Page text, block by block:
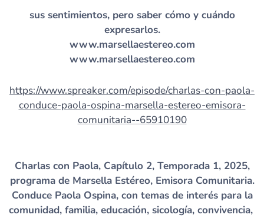
sus sentimientos, pero saber cómo y cuándo
expresarlos.
www.marsellaestereo.com
www.marsellaestereo.com
https://www.spreaker.com/episode/charlas-con-paola-
conduce-paola-ospina-marsella-estereo-emisora-
comunitaria--65910190
Charlas con Paola, Capítulo 2, Temporada 1, 2025,
programa de Marsella Estéreo, Emisora Comunitaria.
Conduce Paola Ospina, con temas de interés para la
comunidad, familia, educación, sicología, convivencia,